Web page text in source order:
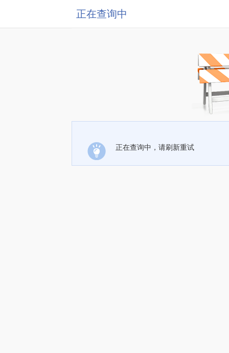
正在查询中
正在查询中，请刷新重试